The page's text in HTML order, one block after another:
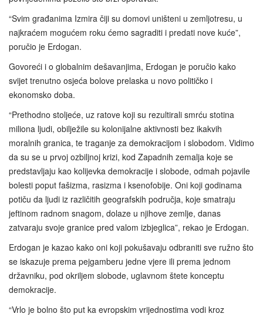
“Svim građanima Izmira čiji su domovi uništeni u zemljotresu, u
najkraćem mogućem roku ćemo sagraditi i predati nove kuće”,
poručio je Erdogan.
Govoreći i o globalnim dešavanjima, Erdogan je poručio kako
svijet trenutno osjeća bolove prelaska u novo političko i
ekonomsko doba.
“Prethodno stoljeće, uz ratove koji su rezultirali smrću stotina
miliona ljudi, obilježile su kolonijalne aktivnosti bez ikakvih
moralnih granica, te traganje za demokracijom i slobodom. Vidimo
da su se u prvoj ozbiljnoj krizi, kod Zapadnih zemalja koje se
predstavljaju kao kolijevka demokracije i slobode, odmah pojavile
bolesti poput fašizma, rasizma i ksenofobije. Oni koji godinama
potiču da ljudi iz različitih geografskih područja, koje smatraju
jeftinom radnom snagom, dolaze u njihove zemlje, danas
zatvaraju svoje granice pred valom izbjeglica”, rekao je Erdogan.
Erdogan je kazao kako oni koji pokušavaju odbraniti sve ružno što
se iskazuje prema pejgamberu jedne vjere ili prema jednom
državniku, pod okriljem slobode, uglavnom štete konceptu
demokracije.
“Vrlo je bolno što put ka evropskim vrijednostima vodi kroz